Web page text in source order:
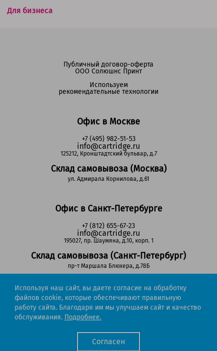
Для бизнеса
Офис в Москве
+7 (495) 982-51-53
info@cartridge.ru
125212, Кронштадтский бульвар, д.7
Склад самовывоза (Москва)
ул. Адмирала Корнилова, д.61
Офис в Санкт-Петербурге
+7 (812) 655-67-23
info@cartridge.ru
195027, пр. Шаумяна, д.10, корп. 1
Склад самовывоза (Санкт-Петербург)
пр-т Маршала Блюхера, д.78Б
Регионы РФ
8-800-302-51-53
(звонок бесплатный)
Публичный договор-оферта
ООО Солюшнс Принт
Используем
рекомендательные технологии
Cartridge.ru 2012-2026. Все права защищены
Используя наш сайт, вы даете согласие на обработку
файлов cookie, которые обеспечивают правильную
работу сайта. Благодаря им мы улучшаем сайт и качество
обслуживания. Подробнее.
Согласен